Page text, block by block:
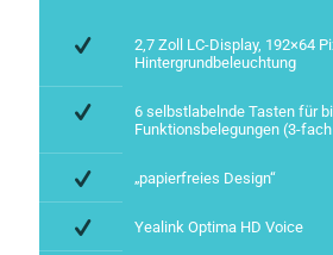
2,7 Zoll LC-Display, 192×64
Hintergrundbeleuchtung
6 selbstlabelnde Tasten für
Funktionsbelegungen (3-
„papierfreies Design“
Yealink Optima HD Voice